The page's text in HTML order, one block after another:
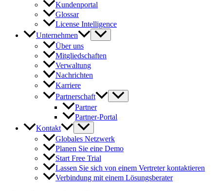
Kundenportal
Glossar
License Intelligence
Unternehmen
Über uns
Mitgliedschaften
Verwaltung
Nachrichten
Karriere
Partnerschaft
Partner
Partner-Portal
Kontakt
Globales Netzwerk
Planen Sie eine Demo
Start Free Trial
Lassen Sie sich von einem Vertreter kontaktieren
Verbindung mit einem Lösungsberater